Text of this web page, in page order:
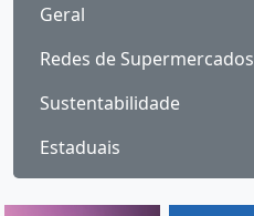
Geral
Redes de Supermercados
Sustentabilidade
Estaduais